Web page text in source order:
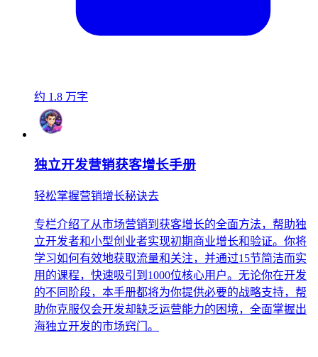
约 1.8 万字
独立开发营销获客增长手册
轻松掌握营销增长秘诀去
专栏介绍了从市场营销到获客增长的全面方法，帮助独
立开发者和小型创业者实现初期商业增长和验证。你将
学习如何有效地获取流量和关注，并通过15节简洁而实
用的课程，快速吸引到1000位核心用户。无论你在开发
的不同阶段，本手册都将为你提供必要的战略支持，帮
助你克服仅会开发却缺乏运营能力的困境，全面掌握出
海独立开发的市场窍门。